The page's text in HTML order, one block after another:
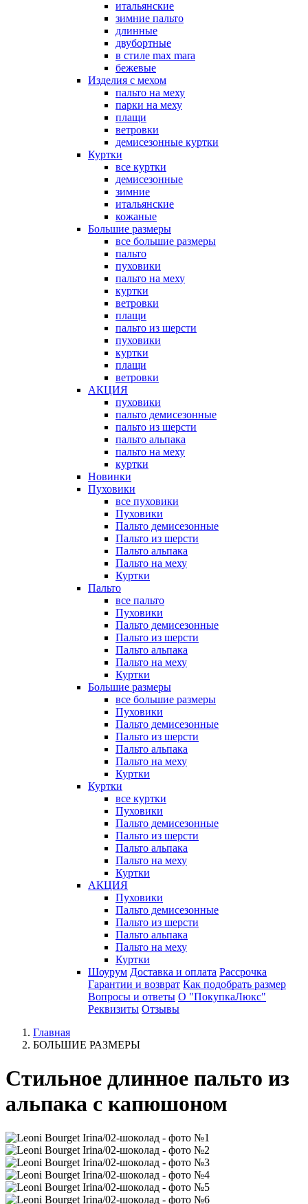
итальянские
зимние пальто
длинные
двубортные
в стиле max mara
бежевые
Изделия с мехом
пальто на меху
парки на меху
плащи
ветровки
демисезонные куртки
Куртки
все куртки
демисезонные
зимние
итальянские
кожаные
Большие размеры
все большие размеры
пальто
пуховики
пальто на меху
куртки
ветровки
плащи
пальто из шерсти
пуховики
куртки
плащи
ветровки
АКЦИЯ
пуховики
пальто демисезонные
пальто из шерсти
пальто альпака
пальто на меху
куртки
Новинки
Пуховики
все пуховики
Пуховики
Пальто демисезонные
Пальто из шерсти
Пальто альпака
Пальто на меху
Куртки
Пальто
все пальто
Пуховики
Пальто демисезонные
Пальто из шерсти
Пальто альпака
Пальто на меху
Куртки
Большие размеры
все большие размеры
Пуховики
Пальто демисезонные
Пальто из шерсти
Пальто альпака
Пальто на меху
Куртки
Куртки
все куртки
Пуховики
Пальто демисезонные
Пальто из шерсти
Пальто альпака
Пальто на меху
Куртки
АКЦИЯ
Пуховики
Пальто демисезонные
Пальто из шерсти
Пальто альпака
Пальто на меху
Куртки
Шоурум Доставка и оплата Рассрочка
Гарантии и возврат Как подобрать размер
Вопросы и ответы О "ПокупкаЛюкс"
Реквизиты Отзывы
Главная
БОЛЬШИЕ РАЗМЕРЫ
Стильное длинное пальто из
альпака с капюшоном